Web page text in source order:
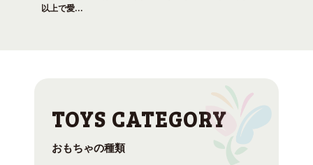
以上で愛...
おもちゃの種類